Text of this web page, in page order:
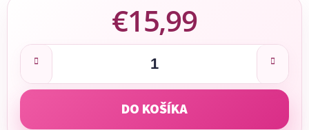
€15,99
Jednotková cena:
DO KOŠÍKA